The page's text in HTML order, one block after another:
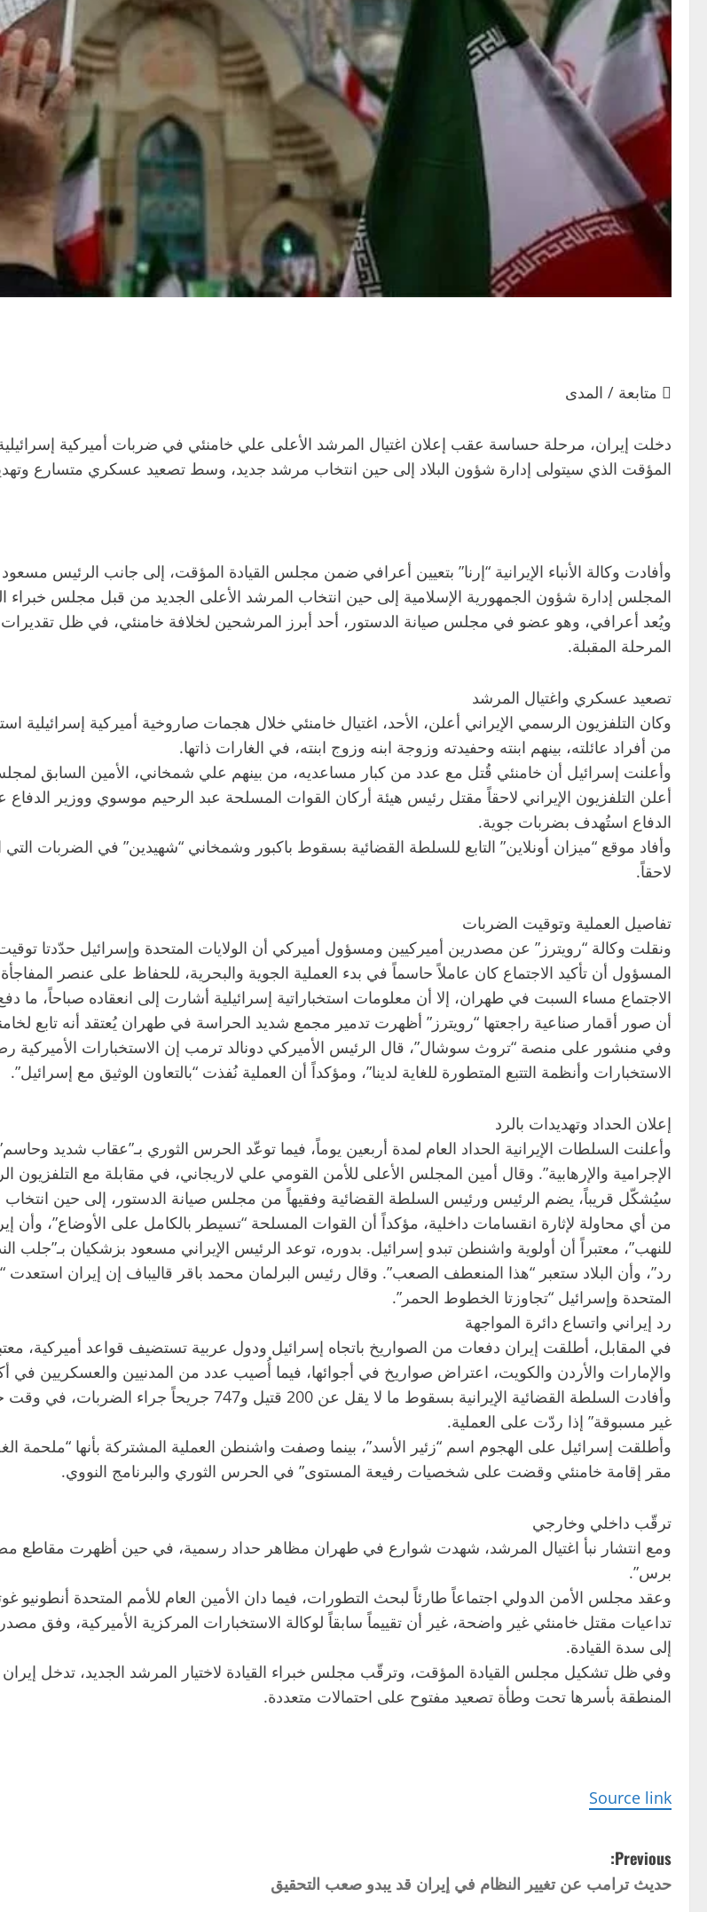
 متابعة / المدى
دخلت إيران، مرحلة حساسة عقب إعلان اغتيال المرشد الأعلى علي خامنئي في ضربات أميركية
المؤقت الذي سيتولى إدارة شؤون البلاد إلى حين انتخاب مرشد جديد، وسط تصعيد عسكري متسارع
وأفادت وكالة الأنباء الإيرانية “إرنا” بتعيين أعرافي ضمن مجلس القيادة المؤقت، إلى جانب الرئيس
المجلس إدارة شؤون الجمهورية الإسلامية إلى حين انتخاب المرشد الأعلى الجديد من قبل مجلس خبراء
ويُعد أعرافي، وهو عضو في مجلس صيانة الدستور، أحد أبرز المرشحين لخلافة خامنئي، في ظل
المرحلة المقبلة.
تصعيد عسكري واغتيال المرشد
وكان التلفزيون الرسمي الإيراني أعلن، الأحد، اغتيال خامنئي خلال هجمات صاروخية أميركية
من أفراد عائلته، بينهم ابنته وحفيدته وزوجة ابنه وزوج ابنته، في الغارات ذاتها.
وأعلنت إسرائيل أن خامنئي قُتل مع عدد من كبار مساعديه، من بينهم علي شمخاني، الأمين السابق
أعلن التلفزيون الإيراني لاحقاً مقتل رئيس هيئة أركان القوات المسلحة عبد الرحيم موسوي ووزير
الدفاع استُهدف بضربات جوية.
وأفاد موقع “ميزان أونلاين” التابع للسلطة القضائية بسقوط باكبور وشمخاني “شهيدين” في الضربات
لاحقاً.
تفاصيل العملية وتوقيت الضربات
ونقلت وكالة “رويترز” عن مصدرين أميركيين ومسؤول أميركي أن الولايات المتحدة وإسرائيل حدّدتا
المسؤول أن تأكيد الاجتماع كان عاملاً حاسماً في بدء العملية الجوية والبحرية، للحفاظ على عنصر
الاجتماع مساء السبت في طهران، إلا أن معلومات استخباراتية إسرائيلية أشارت إلى انعقاده صباحاً، ما
أن صور أقمار صناعية راجعتها “رويترز” أظهرت تدمير مجمع شديد الحراسة في طهران يُعتقد أنه تابع
وفي منشور على منصة “تروث سوشال”، قال الرئيس الأميركي دونالد ترمب إن الاستخبارات
الاستخبارات وأنظمة التتبع المتطورة للغاية لدينا”، ومؤكداً أن العملية نُفذت “بالتعاون الوثيق مع إسرائيل”.
إعلان الحداد وتهديدات بالرد
وأعلنت السلطات الإيرانية الحداد العام لمدة أربعين يوماً، فيما توعّد الحرس الثوري بـ”عقاب شديد
الإجرامية والإرهابية”. وقال أمين المجلس الأعلى للأمن القومي علي لاريجاني، في مقابلة مع التلفزيون
سيُشكّل قريباً، يضم الرئيس ورئيس السلطة القضائية وفقيهاً من مجلس صيانة الدستور، إلى حين انتخاب
من أي محاولة لإثارة انقسامات داخلية، مؤكداً أن القوات المسلحة “تسيطر بالكامل على الأوضاع”،
للنهب”، معتبراً أن أولوية واشنطن تبدو إسرائيل. بدوره، توعد الرئيس الإيراني مسعود بزشكيان بـ”جلب
رد”، وأن البلاد ستعبر “هذا المنعطف الصعب”. وقال رئيس البرلمان محمد باقر قاليباف إن إيران
المتحدة وإسرائيل “تجاوزتا الخطوط الحمر”.
رد إيراني واتساع دائرة المواجهة
في المقابل، أطلقت إيران دفعات من الصواريخ باتجاه إسرائيل ودول عربية تستضيف قواعد أميركية،
والإمارات والأردن والكويت، اعتراض صواريخ في أجوائها، فيما أُصيب عدد من المدنيين والعسكريين في
وأفادت السلطة القضائية الإيرانية بسقوط ما لا
غير مسبوقة” إذا ردّت على العملية.
وأطلقت إسرائيل على الهجوم اسم “زئير الأسد”، بينما وصفت واشنطن العملية المشتركة بأنها “ملحمة
مقر إقامة خامنئي وقضت على شخصيات رفيعة المستوى” في الحرس الثوري والبرنامج النووي.
ترقّب داخلي وخارجي
ومع انتشار نبأ اغتيال المرشد، شهدت شوارع في طهران مظاهر حداد رسمية، في حين أظهرت مقاطع
برس”.
وعقد مجلس الأمن الدولي اجتماعاً طارئاً لبحث التطورات، فيما دان الأمين العام للأمم المتحدة
تداعيات مقتل خامنئي غير واضحة، غير أن تقييماً سابقاً لوكالة الاستخبارات المركزية الأميركية،
إلى سدة القيادة.
وفي ظل تشكيل مجلس القيادة المؤقت، وترقّب مجلس خبراء القيادة لاختيار المرشد الجديد، تدخل إيران
المنطقة بأسرها تحت وطأة تصعيد مفتوح على احتمالات متعددة.
Source link
P
o
Previous:
حديث ترامب عن تغيير النظام في إيران قد يبدو صعب التحقيق